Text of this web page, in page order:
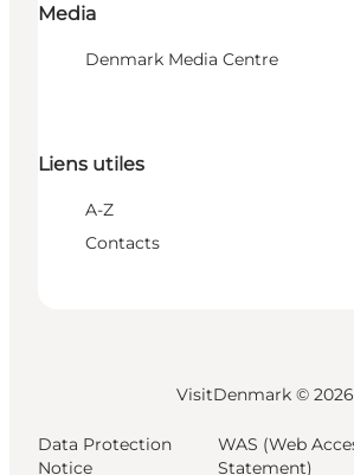
Media
Denmark Media Centre
Liens utiles
A-Z
Contacts
VisitDenmark © 2026
Data Protection
Notice
WAS (Web
Statement)